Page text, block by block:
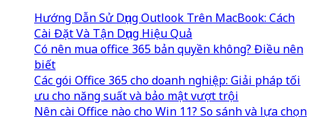
Hướng Dẫn Sử Dụng Outlook Trên MacBook: Cách
Cài Đặt Và Tận Dụng Hiệu Quả
Có nên mua office 365 bản quyền không? Điều nên
biết
Các gói Office 365 cho doanh nghiệp: Giải pháp tối
ưu cho năng suất và bảo mật vượt trội
Nên cài Office nào cho Win 11? So sánh và lựa chọn